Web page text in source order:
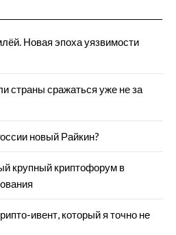
Новая эпоха уязвимости
страны сражаться уже не за
новый Райкин?
крупный криптофорум в
ивент, который я точно не